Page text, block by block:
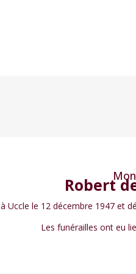
Robert
Uccle le 12 décembre 1947 et
Les funérailles ont eu